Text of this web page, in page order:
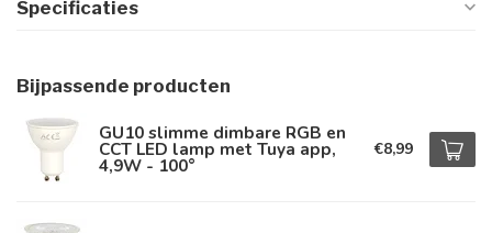
Specificaties
Bijpassende producten
GU10 slimme dimbare RGB en
CCT LED lamp met Tuya app,
4,9W - 100°
€8,99